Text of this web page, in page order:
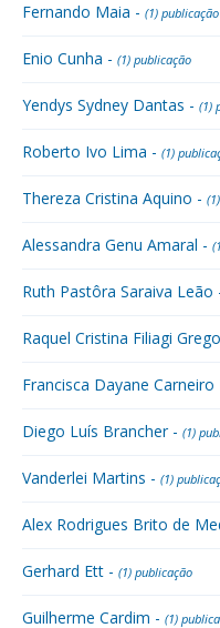
Fernando Maia - (1) publicação
Enio Cunha - (1) publicação
Yendys Sydney Dantas - (1)
Roberto Ivo Lima - (1)
Thereza Cristina Aquino -
Alessandra Genu Amaral -
Ruth Pastôra Saraiva Leão
Raquel Cristina Filiagi
Francisca Dayane
Diego Luís Brancher - (1)
Vanderlei Martins - (1)
Alex Rodrigues Brito de
Gerhard Ett - (1) publicação
Guilherme Cardim - (1)